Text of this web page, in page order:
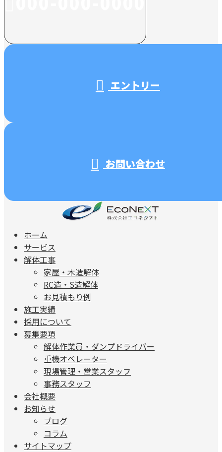
エントリー
お問い合わせ
ホーム
サービス
解体工事
家屋・木造解体
RC造・S造解体
お見積もり例
施工実績
採用について
募集要項
解体作業員・ダンプドライバー
重機オペレーター
現場管理・営業スタッフ
事務スタッフ
会社概要
お知らせ
ブログ
コラム
サイトマップ